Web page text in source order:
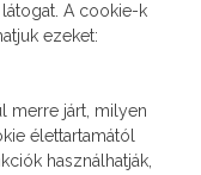
A cookie-k
ezeket:
merre járt, milyen
élettartamától
használhatják,